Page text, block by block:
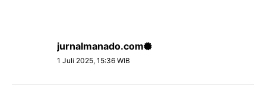
jurnalmanado.com
1 Juli 2025, 15:36 WIB